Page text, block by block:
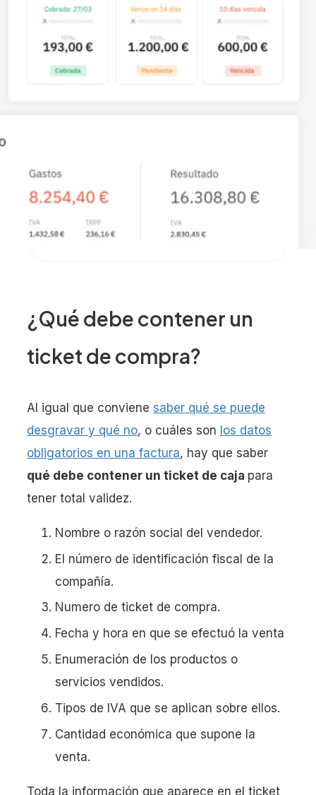
¿Qué debe contener un
ticket de compra?
Al igual que conviene saber qué se puede
desgravar y qué no, o cuáles son los datos
obligatorios en una factura, hay que saber
qué debe contener un ticket de caja para
tener total validez.
Nombre o razón social del vendedor.
El número de identificación fiscal de la
compañía.
Numero de ticket de compra.
Fecha y hora en que se efectuó la venta
Enumeración de los productos o
servicios vendidos.
Tipos de IVA que se aplican sobre ellos.
Cantidad económica que supone la
venta.
Toda la información que aparece en el ticket